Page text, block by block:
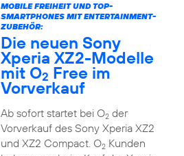
MOBILE FREIHEIT UND TOP-
SMARTPHONES MIT ENTERTAINMENT-
ZUBEHÖR:
Die neuen Sony
Xperia XZ2-Modelle
mit O2 Free im
Vorverkauf
Ab sofort startet bei O2der
Vorverkauf des Sony Xperia XZ2
und XZ2 Compact. O2Kunden